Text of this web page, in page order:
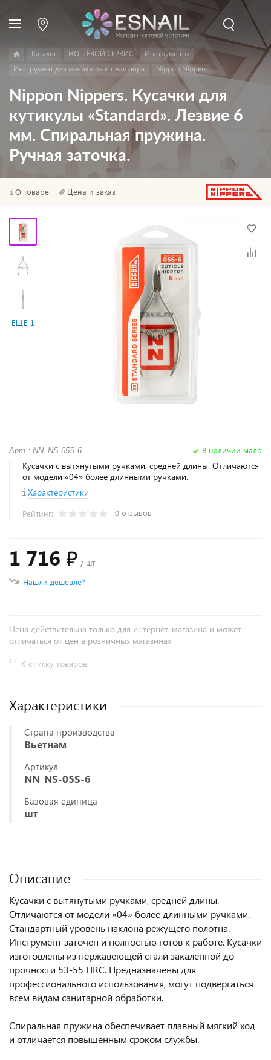
Каталог НОГТЕВОЙ СЕРВИС
Инструменты
Инструмент для маникюра и педикюра
Nippon Nippers
Nippon Nippers. Кусачки для
кутикулы «Standard». Лезвие 6
мм. Спиральная пружина.
Ручная заточка.
О товаре Цена и заказ
ЕЩЁ 1
Арт.: NN_NS-05S-6 В наличии мало
Кусачки с вытянутыми ручками, средней длины. Отличаются
от модели «04» более длинными ручками.
Характеристики
Рейтинг: 0 отзывов
1 716 ₽ / шт
Нашли дешевле?
Цена действительна только для интернет-магазина и может
отличаться от цен в розничных магазинах.
К списку товаров
Характеристики
Страна производства
Вьетнам
Артикул
NN_NS-05S-6
Базовая единица
шт
Описание
Кусачки с вытянутыми ручками, средней длины.
Отличаются от модели «04» более длинными ручками.
Стандартный уровень наклона режущего полотна.
Инструмент заточен и полностью готов к работе. Кусачки
изготовлены из нержавеющей стали закаленной до
прочности 53-55 HRC. Предназначены для
профессионального использования, могут подвергаться
всем видам санитарной обработки.
Спиральная пружина обеспечивает плавный мягкий ход
и отличается повышенным сроком службы.